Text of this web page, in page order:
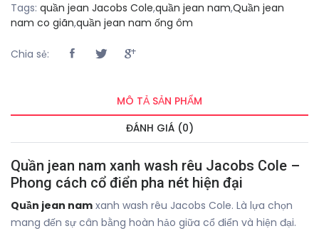
Tags: quần jean Jacobs Cole,quần jean nam,Quần jean
nam co giãn,quần jean nam ống ôm
Chia sẻ:
MÔ TẢ SẢN PHẨM
ĐÁNH GIÁ (0)
Quần jean nam xanh wash rêu Jacobs Cole –
Phong cách cổ điển pha nét hiện đại
Quần jean nam xanh wash rêu Jacobs Cole. Là lựa chọn
mang đến sự cân bằng hoàn hảo giữa cổ điển và hiện đại.